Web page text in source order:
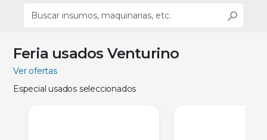
Feria usados Venturino
Ver ofertas
Especial usados seleccionados